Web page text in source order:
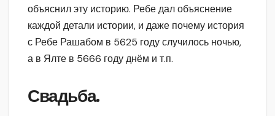
объяснил эту историю. Ребе дал объяснение
каждой детали истории, и даже почему история
с Ребе Рашабом в 5625 году случилось ночью,
а в Ялте в 5666 году днём и т.п.
Свадьба.